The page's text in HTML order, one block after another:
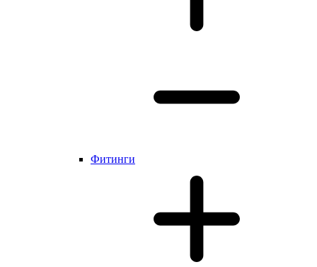
Фитинги